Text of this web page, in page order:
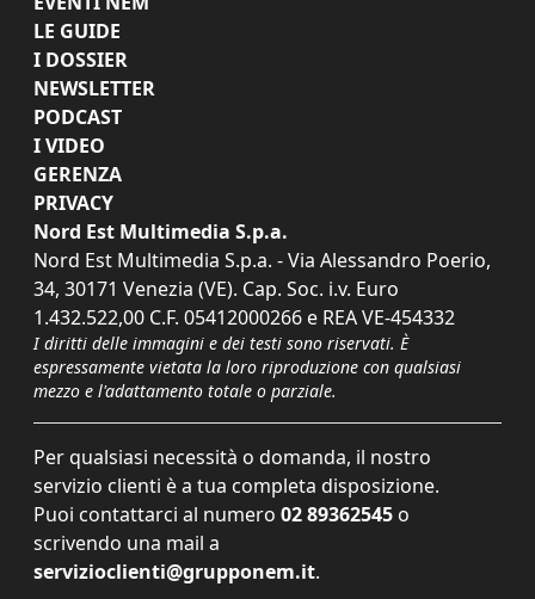
LE GUIDE
I DOSSIER
NEWSLETTER
PODCAST
I VIDEO
GERENZA
PRIVACY
Nord Est Multimedia S.p.a.
Nord Est Multimedia S.p.a. - Via Alessandro Poerio,
34, 30171 Venezia (VE). Cap. Soc. i.v. Euro
1.432.522,00 C.F. 05412000266 e REA VE-454332
I diritti delle immagini e dei testi sono riservati. È
espressamente vietata la loro riproduzione con qualsiasi
mezzo e l'adattamento totale o parziale.
Per qualsiasi necessità o domanda, il nostro
servizio clienti è a tua completa disposizione.
Puoi contattarci al numero 02 89362545 o
scrivendo una mail a
servizioclienti@grupponem.it.